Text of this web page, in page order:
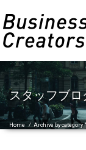
スタッフブロ
Home /Archive by category